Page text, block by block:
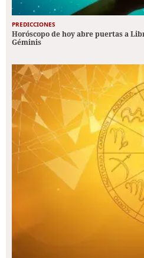
PREDICCIONES
Horóscopo de hoy abre puertas a
Géminis